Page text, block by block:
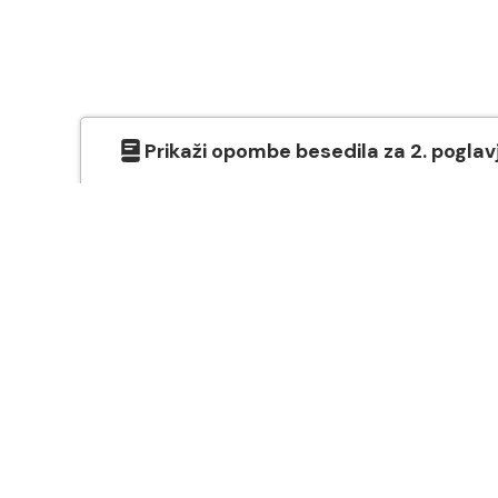
Prikaži opombe besedila za 2.